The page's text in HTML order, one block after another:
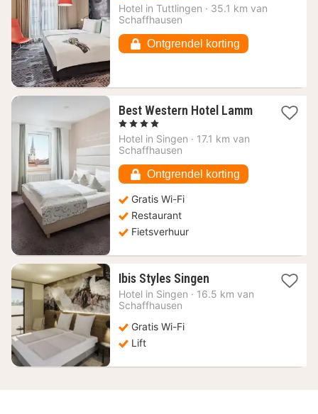
109
Hotel in Tuttlingen · 35.1 km van
Schaffhausen
Ontgrendel korting
Best Western Hotel Lamm1
, 4 Sterren
Hotel in Singen · 17.1 km van
Schaffhausen
Ontgrendel korting
Gratis Wi-Fi
Restaurant
Fietsverhuur
Ibis Styles Singen1
nacht
Hotel in Singen · 16.5 km van
Schaffhausen
Gratis Wi-Fi
Lift